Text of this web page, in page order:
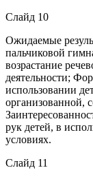
Слайд 10
Ожидаемые
пальчиковой
возрастание
деятельности;
использовании
организованной,
рук детей, в
условиях.
Слайд 11